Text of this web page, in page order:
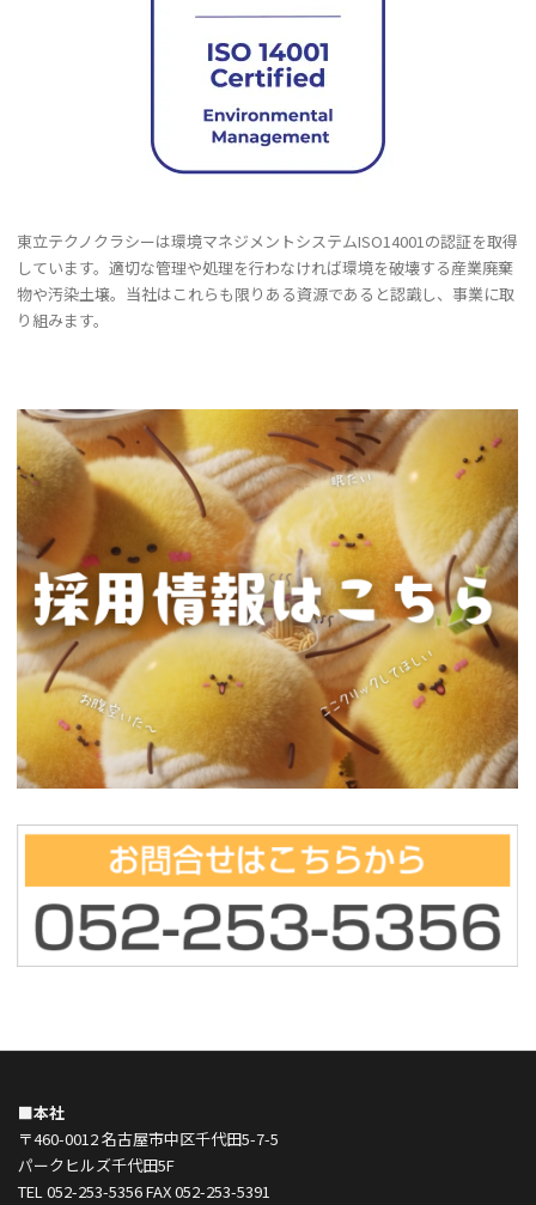
東立テクノクラシーは環境マネジメントシステムISO14001の認証を取得
しています。適切な管理や処理を行わなければ環境を破壊する産業廃棄
物や汚染土壌。当社はこれらも限りある資源であると認識し、事業に取
り組みます。
■本社
〒460-0012 名古屋市中区千代田5-7-5
パークヒルズ千代田5F
TEL 052-253-5356 FAX 052-253-5391